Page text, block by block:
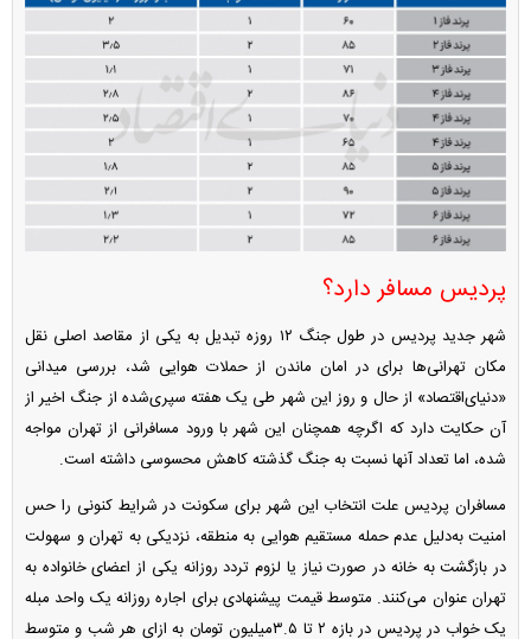
پردیس مسافر دارد؟
شهر جدید پردیس در طول جنگ ۱۲ روزه تبدیل به یکی از مقاصد اصلی نقل
مکان تهرانی‌ها برای در امان ماندن از حملات هوایی شد، بررسی میدانی
«دنیای‌اقتصاد» از حال و روز این شهر طی یک هفته سپری‌شده از جنگ اخیر از
آن حکایت دارد که اگرچه همچنان این شهر با ورود مسافرانی از تهران مواجه
شده، اما تعداد آنها نسبت به جنگ گذشته کاهش محسوسی داشته است.
مسافران پردیس علت انتخاب این شهر برای سکونت در شرایط کنونی را حس
امنیت به‌دلیل عدم حمله مستقیم هوایی به منطقه، نزدیکی به تهران و سهولت
در بازگشت به خانه در صورت نیاز یا لزوم تردد روزانه یکی از اعضای خانواده به
تهران عنوان می‌کنند. متوسط قیمت پیشنهادی برای اجاره روزانه یک واحد مبله
یک خواب در پردیس در بازه ۲ تا ۳.۵‌میلیون تومان به ازای هر شب و متوسط